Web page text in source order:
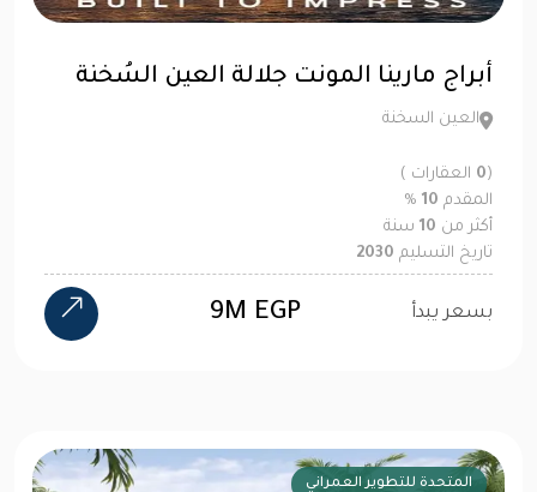
أبراج مارينا المونت جلالة العين السُخنة
العين السخنة
(
0 العقارات )
المقدم 10
%
أكثر من 10 سنة
تاريخ التسليم 2030
بسعر يبدأ 9M EGP
المتحدة للتطوير العمراني